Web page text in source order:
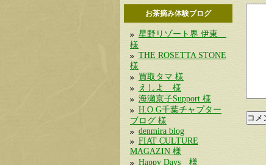
お茶摘み体験ブログ
星野リゾート界 伊東
様
THE ROSETTA STONE
様
買取タマ 様
えしよ 様
海瀬京子Support 様
H.O.G千葉チャプター
ブログ 様
denmira blog
FIAT CULTURE
MAGAZIN 様
Happy Days 様